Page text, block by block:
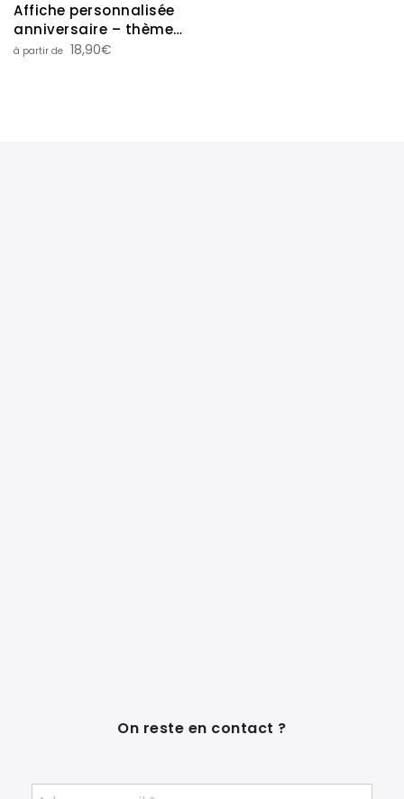
Affiche personnalisée
anniversaire – thème
pompier18,90€
On reste en contact ?